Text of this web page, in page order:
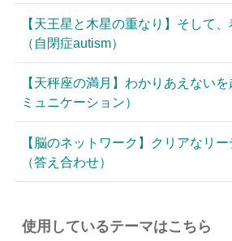
【天王星と木星の重なり】そして
（自閉症autism）
【天秤座の満月】わかりあえない
ミュニケーション）
【脳のネットワーク】クリアなリ
（答え合わせ）
使用しているテーマはこちら